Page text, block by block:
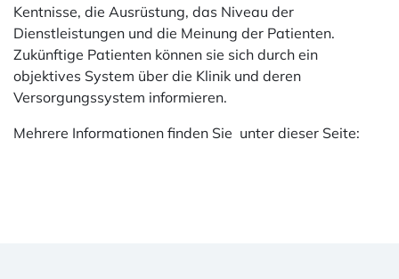
Kentnisse, die Ausrüstung, das Niveau der
Dienstleistungen und die Meinung der Patienten.
Zukünftige Patienten können sie sich durch ein
objektives System über die Klinik und deren
Versorgungssystem informieren.
Mehrere Informationen finden Sie unter dieser Seite: